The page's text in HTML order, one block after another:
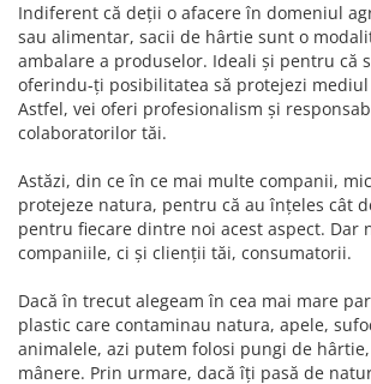
Indiferent că deții o afacere în domeniul
sau alimentar, sacii de hârtie sunt o
ambalare a produselor. Ideali și pentru că
oferindu-ți posibilitatea să protejezi
Astfel, vei oferi profesionalism și
colaboratorilor tăi.
Astăzi, din ce în ce mai multe companii,
protejeze natura, pentru că au înțeles cât
pentru fiecare dintre noi acest aspect. Dar
companiile, ci și clienții tăi, consumatorii.
Dacă în trecut alegeam în cea mai mare
plastic care contaminau natura, apele,
animalele, azi putem folosi pungi de
mânere. Prin urmare, dacă îți pasă de